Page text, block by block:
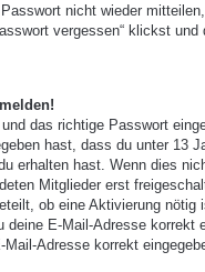
nicht wieder
vergessen“ klickst
das richtige Passwort
hast, dass du unter 13
erhalten hast. Wenn dies
Mitglieder erst
ob eine Aktivierung
E-Mail-Adresse
Adresse korrekt